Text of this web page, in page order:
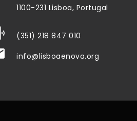
1100-231 Lisboa, Portugal
(351) 218 847 010
info@lisboaenova.org